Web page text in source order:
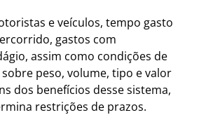
e veículos, tempo gasto
gastos com
assim como condições de
peso, volume, tipo e valor
dos benefícios desse sistema,
restrições de prazos.